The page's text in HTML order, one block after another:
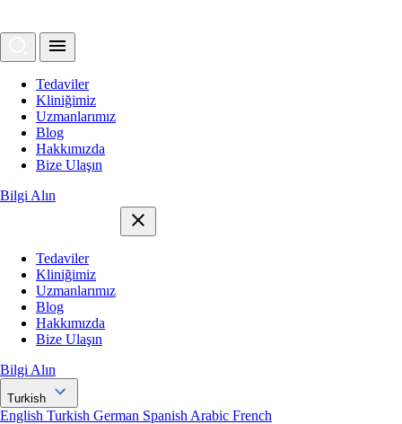
Tedaviler
Kliniğimiz
Uzmanlarımız
Blog
Hakkımızda
Bize Ulaşın
Bilgi Alın
Tedaviler
Kliniğimiz
Uzmanlarımız
Blog
Hakkımızda
Bize Ulaşın
Bilgi Alın
Turkish
English Turkish German Spanish Arabic French